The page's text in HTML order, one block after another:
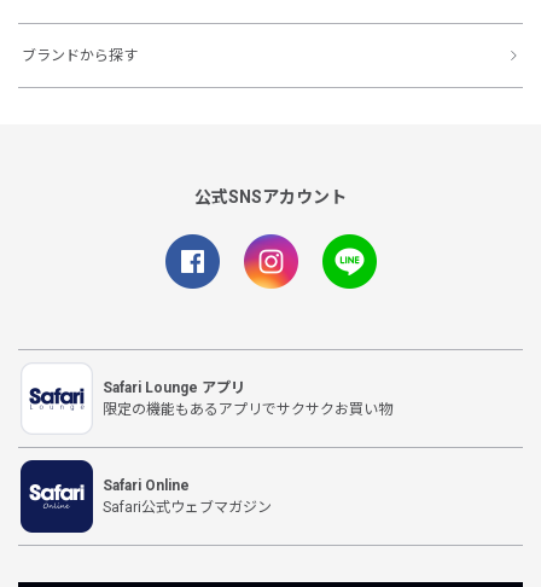
ブランドから探す
公式SNSアカウント
Safari Lounge アプリ
限定の機能もあるアプリでサクサクお買い物
Safari Online
Safari公式ウェブマガジン